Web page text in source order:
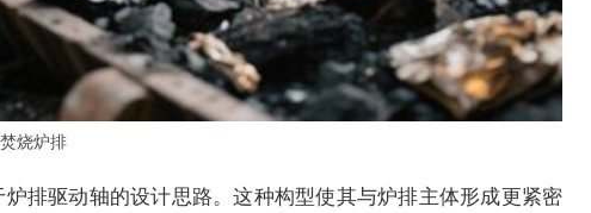
烧炉排
排驱动轴的设计思路。这种构型使其与炉排主体形成更紧密